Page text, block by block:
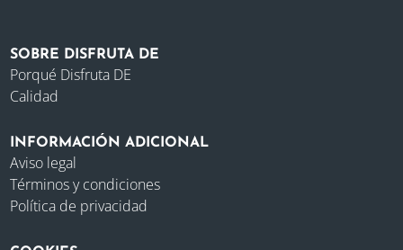
SOBRE DISFRUTA DE
Porqué Disfruta DE
Calidad
INFORMACIÓN ADICIONAL
Aviso legal
Términos y condiciones
Política de privacidad